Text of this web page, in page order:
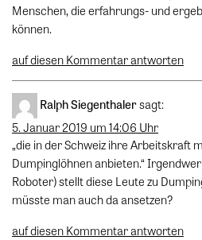
Menschen, die erfahrungs- und
können.
auf diesen Kommentar antworten
Ralph Siegenthalersagt:
5. Januar 2019 um 14:06 Uhr
„die in der Schweiz ihre Arbeitskraft
Dumpinglöhnen anbieten.“
Roboter) stellt diese Leute zu
müsste man auch da ansetzen?
auf diesen Kommentar antworten